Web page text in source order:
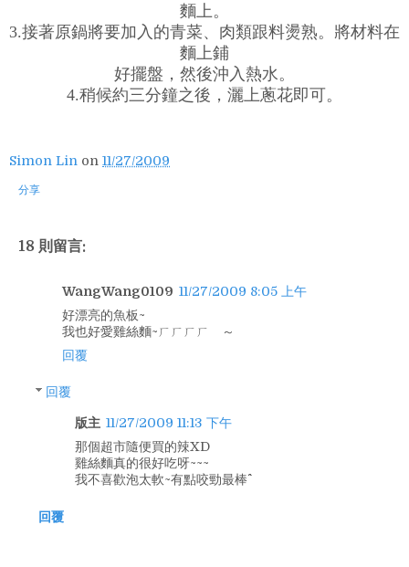
麵上。
3.接著原鍋將要加入的青菜、肉類跟料燙熟。將材料在
麵上鋪
好擺盤，然後沖入熱水。
4.稍候約三分鐘之後，灑上蔥花即可。
Simon Lin on 11/27/2009
分享
18 則留言:
WangWang0109 11/27/2009 8:05 上午
好漂亮的魚板~
我也好愛雞絲麵~ㄏㄏㄏㄏ ～
回覆
回覆
版主 11/27/2009 11:13 下午
那個超市隨便買的辣XD
雞絲麵真的很好吃呀~~~
我不喜歡泡太軟~有點咬勁最棒^^
回覆